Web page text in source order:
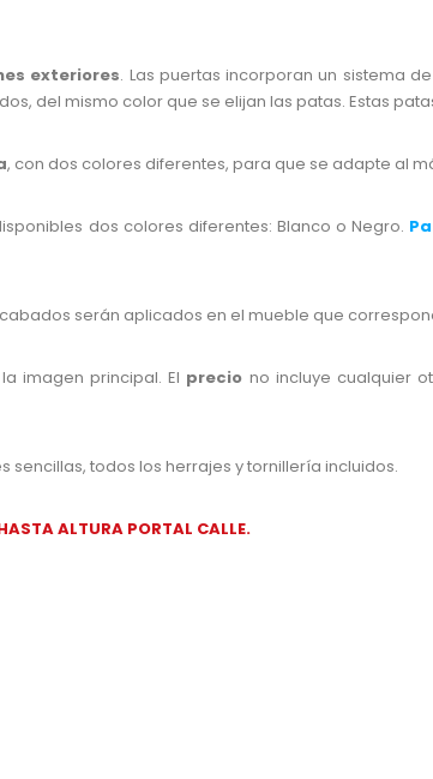
exteriores. Las puertas incorporan un sistema
del mismo color que se elijan las patas. Estas
, con dos colores diferentes, para que se adapte al
dos colores diferentes: Blanco o Negro.
serán aplicados en el mueble que
imagen principal. El precio no incluye cualquier
sencillas, todos los herrajes y tornillería incluidos.
ALTURA PORTAL CALLE.